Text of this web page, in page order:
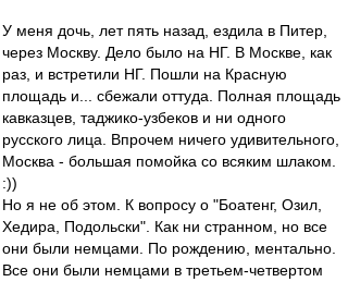
У меня дочь, лет пять назад, ездила в Питер,
через Москву. Дело было на НГ. В Москве, как
раз, и встретили НГ. Пошли на Красную
площадь и... сбежали оттуда. Полная площадь
кавказцев, таджико-узбеков и ни одного
русского лица. Впрочем ничего удивительного,
Москва - большая помойка со всяким шлаком.
:))
Но я не об этом. К вопросу о "Боатенг, Озил,
Хедира, Подольски". Как ни странном, но все
они были немцами. По рождению, ментально.
Все они были немцами в третьем-четвертом